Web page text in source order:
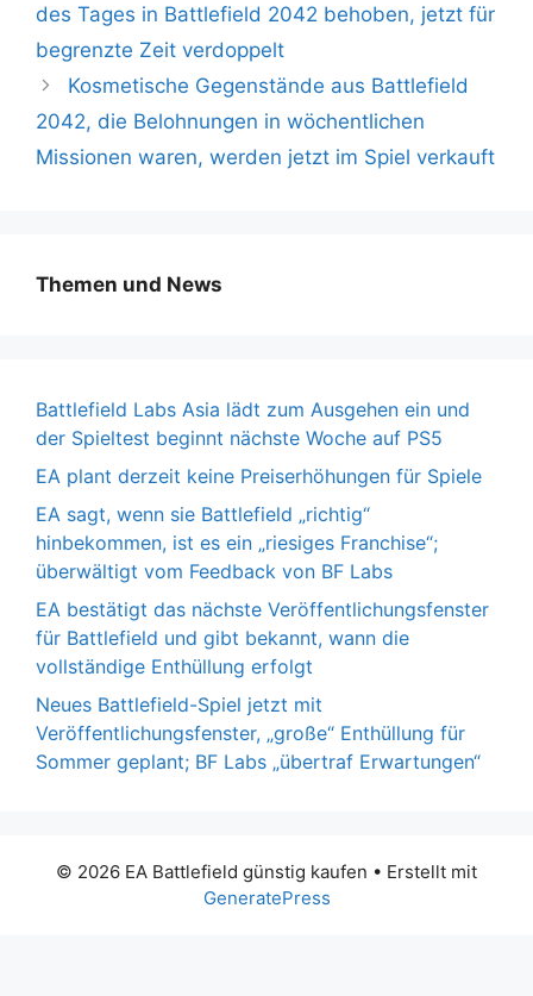
des Tages in Battlefield 2042 behoben, jetzt für
begrenzte Zeit verdoppelt
Kosmetische Gegenstände aus Battlefield
2042, die Belohnungen in wöchentlichen
Missionen waren, werden jetzt im Spiel verkauft
Themen und News
Battlefield Labs Asia lädt zum Ausgehen ein und
der Spieltest beginnt nächste Woche auf PS5
EA plant derzeit keine Preiserhöhungen für Spiele
EA sagt, wenn sie Battlefield „richtig“
hinbekommen, ist es ein „riesiges Franchise“;
überwältigt vom Feedback von BF Labs
EA bestätigt das nächste Veröffentlichungsfenster
für Battlefield und gibt bekannt, wann die
vollständige Enthüllung erfolgt
Neues Battlefield-Spiel jetzt mit
Veröffentlichungsfenster, „große“ Enthüllung für
Sommer geplant; BF Labs „übertraf Erwartungen“
© 2026 EA Battlefield günstig kaufen • Erstellt mit
GeneratePress